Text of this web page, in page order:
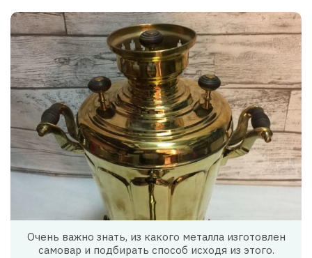
Очень важно знать, из какого металла изготовлен
самовар и подбирать способ исходя из этого.